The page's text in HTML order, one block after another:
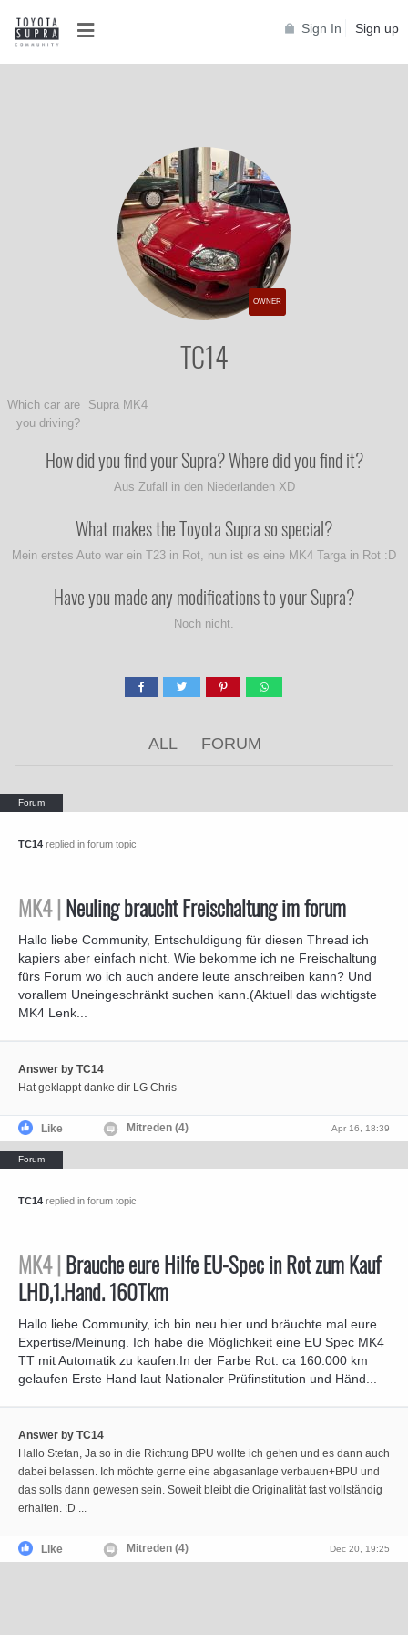
Sign In Sign up
OWNER
TC14
Which car are
you driving?
Supra MK4
How did you find your Supra? Where did you find it?
Aus Zufall in den Niederlanden XD
What makes the Toyota Supra so special?
Mein erstes Auto war ein T23 in Rot, nun ist es eine MK4 Targa in Rot :D
Have you made any modifications to your Supra?
Noch nicht.
ALL FORUM
TC14 replied in forum topic
MK4 | Neuling braucht Freischaltung im forum
Hallo liebe Community, Entschuldigung für diesen Thread ich
kapiers aber einfach nicht. Wie bekomme ich ne Freischaltung
fürs Forum wo ich auch andere leute anschreiben kann? Und
vorallem Uneingeschränkt suchen kann.(Aktuell das wichtigste
MK4 Lenk...
Answer by TC14
Hat geklappt danke dir LG Chris
Apr 16, 18:39
Like Mitreden (4)
TC14 replied in forum topic
MK4 | Brauche eure Hilfe EU-Spec in Rot zum Kauf
LHD,1.Hand. 160Tkm
Hallo liebe Community, ich bin neu hier und bräuchte mal eure
Expertise/Meinung. Ich habe die Möglichkeit eine EU Spec MK4
TT mit Automatik zu kaufen.In der Farbe Rot. ca 160.000 km
gelaufen Erste Hand laut Nationaler Prüfinstitution und Händ...
Answer by TC14
Hallo Stefan, Ja so in die Richtung BPU wollte ich gehen und es dann auch
dabei belassen. Ich möchte gerne eine abgasanlage verbauen+BPU und
das solls dann gewesen sein. Soweit bleibt die Originalität fast vollständig
erhalten. :D ...
Dec 20, 19:25
Like Mitreden (4)